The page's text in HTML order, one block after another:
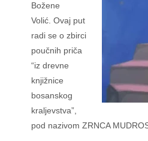
Božene
Volić. Ovaj put
radi se o zbirci
poučnih priča
“iz drevne
knjižnice
bosanskog
kraljevstva”,
pod nazivom ZRNCA